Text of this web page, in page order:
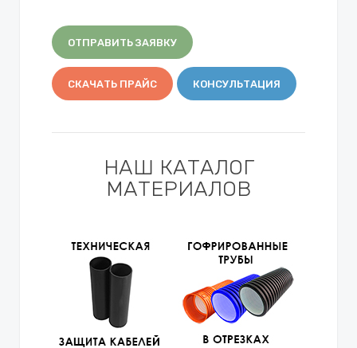
ОТПРАВИТЬ ЗАЯВКУ
СКАЧАТЬ ПРАЙС КОНСУЛЬТАЦИЯ
НАШ КАТАЛОГ
МАТЕРИАЛОВ